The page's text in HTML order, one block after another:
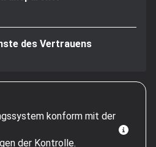
des Vertrauens
konform mit der
der Kontrolle.